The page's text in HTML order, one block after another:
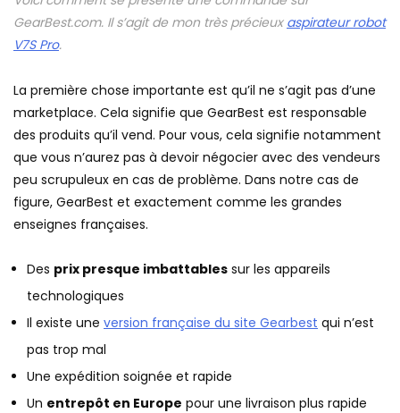
GearBest.com. Il s’agit de mon très précieux aspirateur robot
V7S Pro.
La première chose importante est qu’il ne s’agit pas d’une
marketplace. Cela signifie que GearBest est responsable
des produits qu’il vend. Pour vous, cela signifie notamment
que vous n’aurez pas à devoir négocier avec des vendeurs
peu scrupuleux en cas de problème. Dans notre cas de
figure, GearBest et exactement comme les grandes
enseignes françaises.
Des prix presque imbattables sur les appareils
technologiques
Il existe une version française du site Gearbest qui n’est
pas trop mal
Une expédition soignée et rapide
Un entrepôt en Europe pour une livraison plus rapide